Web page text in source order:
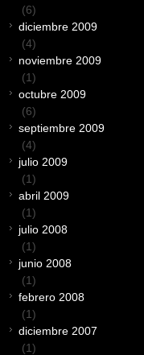
(6)
diciembre 2009
(4)
noviembre 2009
(1)
octubre 2009
(6)
septiembre 2009
(4)
julio 2009
(1)
abril 2009
(1)
julio 2008
(1)
junio 2008
(1)
febrero 2008
(1)
diciembre 2007
(1)